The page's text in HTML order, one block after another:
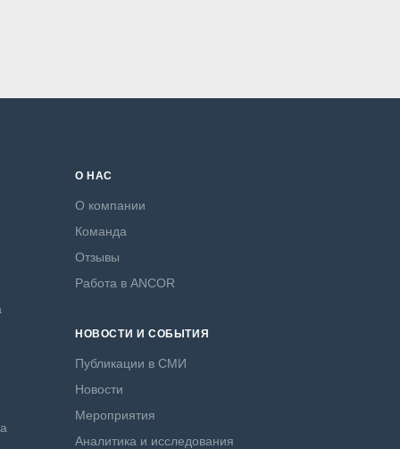
О НАС
О компании
Команда
Отзывы
Работа в ANCOR
НОВОСТИ И СОБЫТИЯ
Публикации в СМИ
Новости
Мероприятия
Аналитика и исследования